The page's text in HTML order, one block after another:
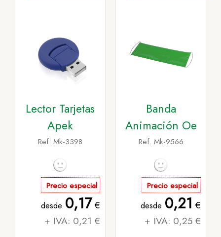
Lector Tarjetas
Apek
Ref. Mk-3398
Precio especial
desde 0,17 €
+ IVA: 0,21 €
Banda
Animación Oe
Ref. Mk-9566
Precio especial
desde 0,21 €
+ IVA: 0,25 €